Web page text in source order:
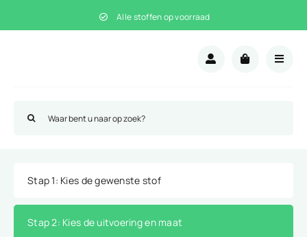
naar
Alle stoffen op voorraad
naar:
Stap 1: Kies de gewenste stof
Stap 2: Kies de uitvoering en maat